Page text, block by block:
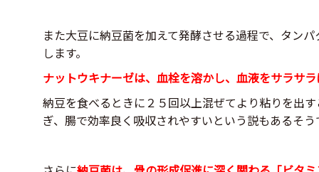
また大豆に納豆菌を加えて発酵させる過程で、タン
します。
ナットウキナーゼは、血栓を溶かし、血液をサラサ
納豆を食べるときに２５回以上混ぜてより粘りを出
ぎ、腸で効率良く吸収されやすいという説もあるそう